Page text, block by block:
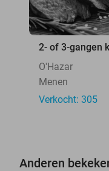
2- of 3-gangen
O'Hazar
Menen
Verkocht: 305
Anderen